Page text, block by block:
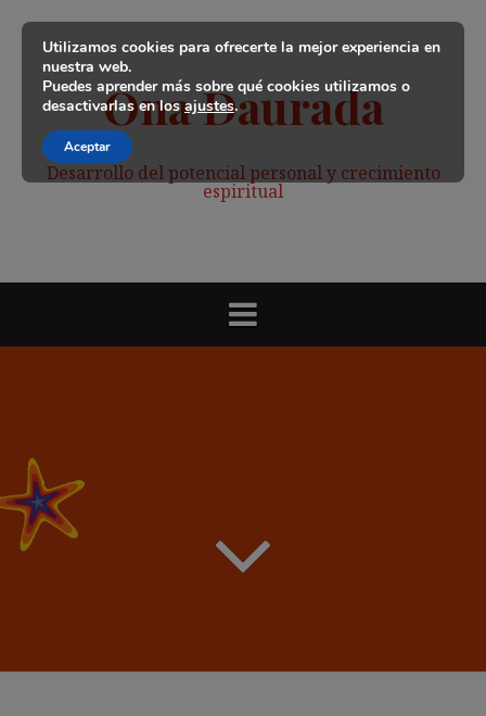
contenido
Ona Daurada
Desarrollo del potencial personal y crecimiento
espiritual
Utilizamos cookies para ofrecerte la mejor experiencia en
nuestra web.
Puedes aprender más sobre qué cookies utilizamos o
desactivarlas en losajustes.
Aceptar